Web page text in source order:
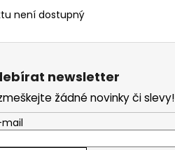
není dostupný
newsletter
žádné novinky či slevy!
mail